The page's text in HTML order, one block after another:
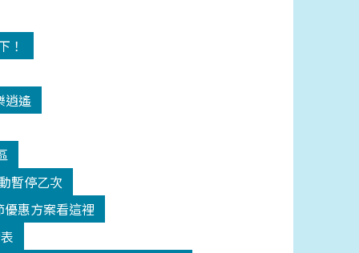
！
逍遙
暫停乙次
惠方案看這裡